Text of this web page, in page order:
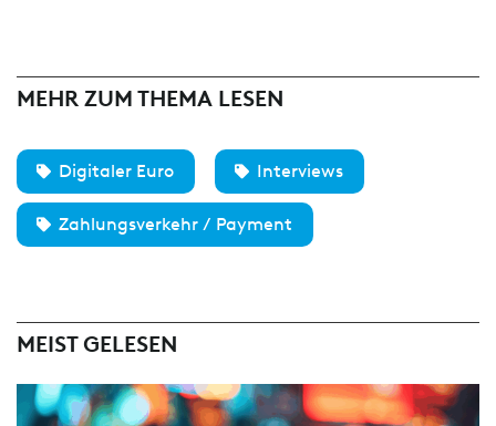
MEHR ZUM THEMA LESEN
Digitaler Euro Interviews
Zahlungsverkehr / Payment
MEIST GELESEN